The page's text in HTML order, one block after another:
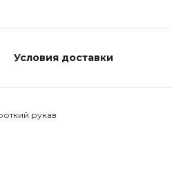
Условия доставки
рукав